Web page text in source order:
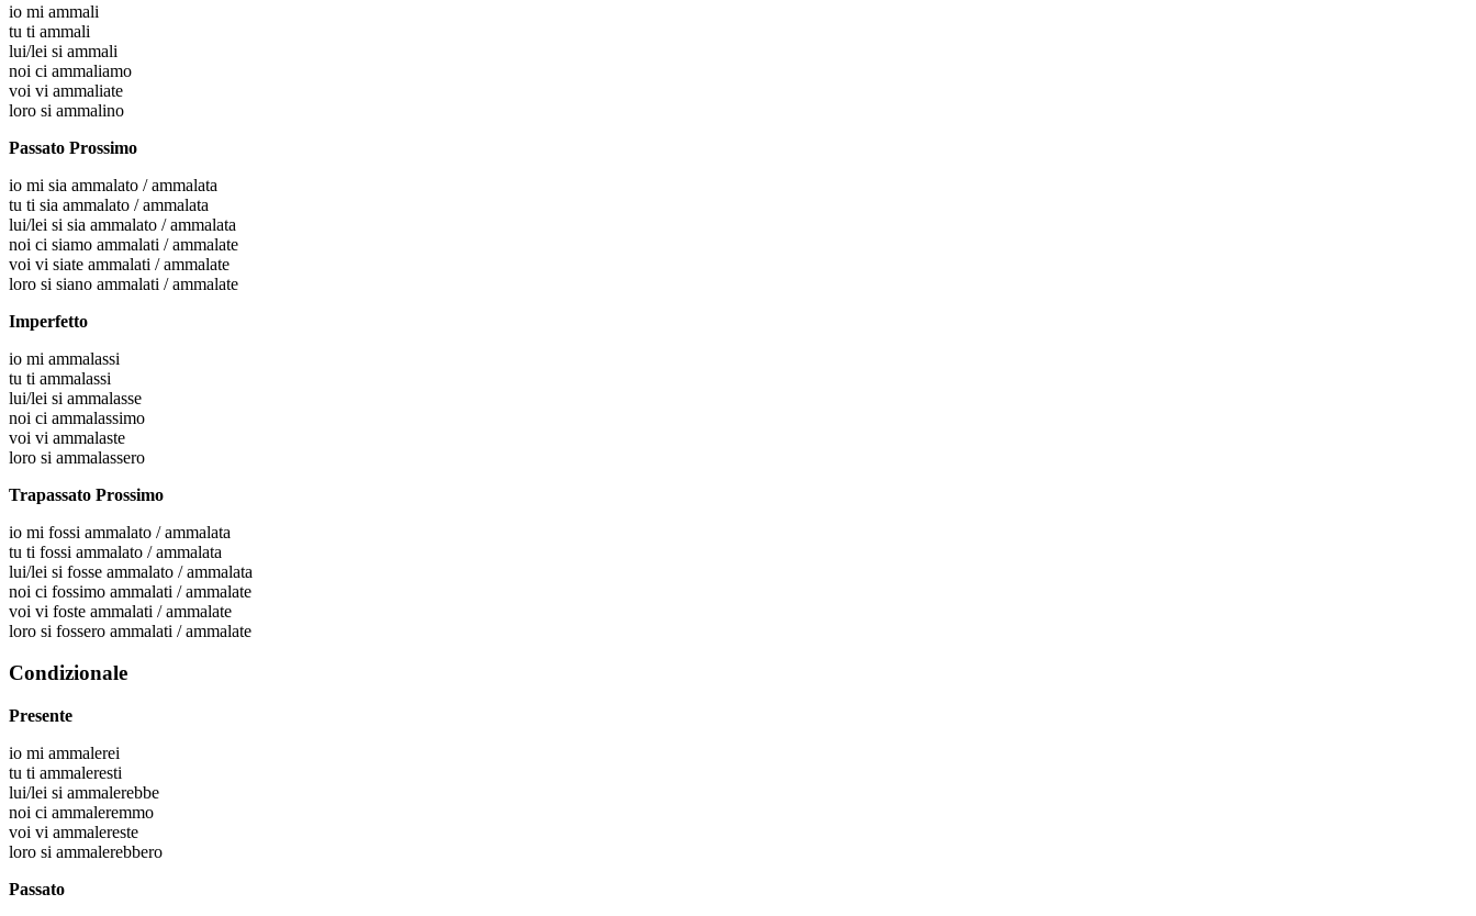
io mi ammali
tu ti ammali
lui/lei si ammali
noi ci ammaliamo
voi vi ammaliate
loro si ammalino
Passato Prossimo
io mi sia ammalato / ammalata
tu ti sia ammalato / ammalata
lui/lei si sia ammalato / ammalata
noi ci siamo ammalati / ammalate
voi vi siate ammalati / ammalate
loro si siano ammalati / ammalate
Imperfetto
io mi ammalassi
tu ti ammalassi
lui/lei si ammalasse
noi ci ammalassimo
voi vi ammalaste
loro si ammalassero
Trapassato Prossimo
io mi fossi ammalato / ammalata
tu ti fossi ammalato / ammalata
lui/lei si fosse ammalato / ammalata
noi ci fossimo ammalati / ammalate
voi vi foste ammalati / ammalate
loro si fossero ammalati / ammalate
Condizionale
Presente
io mi ammalerei
tu ti ammaleresti
lui/lei si ammalerebbe
noi ci ammaleremmo
voi vi ammalereste
loro si ammalerebbero
Passato